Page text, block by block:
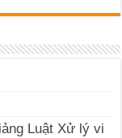
Luật Xử lý vi